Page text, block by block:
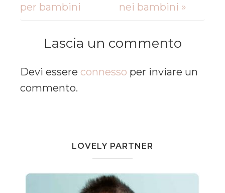
per bambini
nei bambini »
Lascia un commento
Devi essere connesso per inviare un
commento.
LOVELY PARTNER